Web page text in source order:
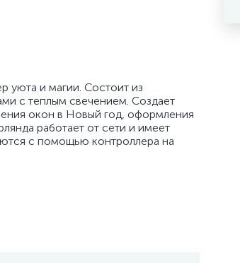
уюта и магии. Состоит из
с теплым свечением. Создает
окон в Новый год, оформления
работает от сети и имеет
с помощью контроллера на